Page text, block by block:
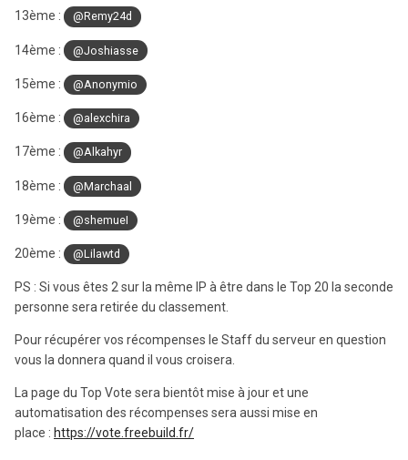
13ème : @Remy24d
14ème : @Joshiasse
15ème : @Anonymio
16ème : @alexchira
17ème : @Alkahyr
18ème : @Marchaal
19ème : @shemueI
20ème : @Lilawtd
PS : Si vous êtes 2 sur la même IP à être dans le Top 20 la seconde
personne sera retirée du classement.
Pour récupérer vos récompenses le Staff du serveur en question
vous la donnera quand il vous croisera.
La page du Top Vote sera bientôt mise à jour et une
automatisation des récompenses sera aussi mise en
place : https://vote.freebuild.fr/